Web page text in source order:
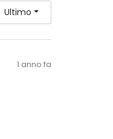
Ultimo
1 anno fa